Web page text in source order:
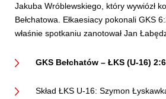
Jakuba Wróblewskiego, który wywiózł
Bełchatowa. Ełkaesiacy pokonali GKS
właśnie spotkaniu zanotował Jan
GKS Bełchatów – ŁKS (U-16) 2:6
Skład ŁKS U-16: Szymon